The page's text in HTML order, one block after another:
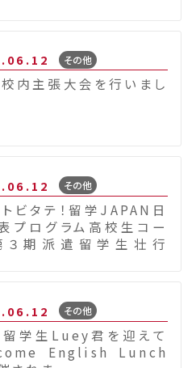
その他
内主張大会を行いまし
その他
ビタテ！留学JAPAN日
プログラム高校生コー
３期派遣留学生壮行
その他
学生Luey君を迎えて
English Lunch